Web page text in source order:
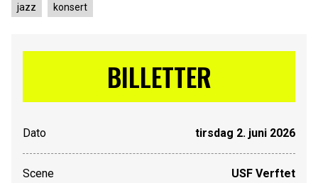
jazz konsert
BILLETTER
Dato tirsdag 2. juni 2026
Scene USF Verftet